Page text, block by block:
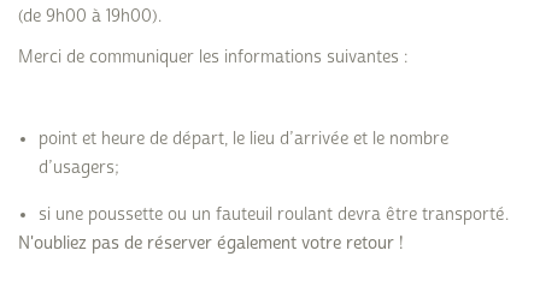
(de 9h00 à 19h00).
Merci de communiquer les informations suivantes :
point et heure de départ, le lieu d’arrivée et le nombre
d’usagers;
si une poussette ou un fauteuil roulant devra être transporté.
N'oubliez pas de réserver également votre retour !